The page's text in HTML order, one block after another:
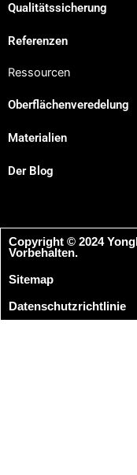
Qualitätssicherung
Referenzen
Ressourcen
Oberflächenveredelung
Materialien
Der Blog
Copyright © 2024
Vorbehalten.
Sitemap
Datenschutzrichtlinie